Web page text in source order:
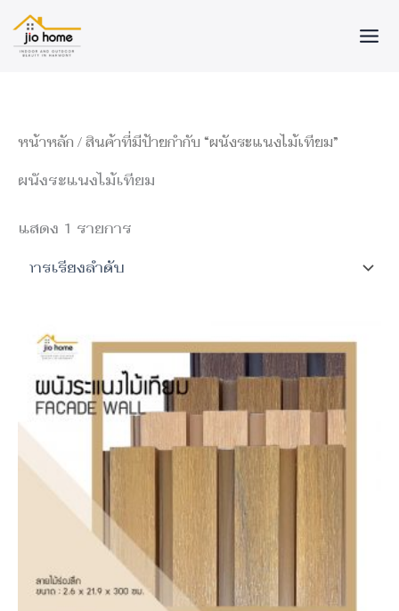
Skip
to
content
หน้าหลัก / สินค้าที่มีป้ายกำกับ “ผนังระแนงไม้เทียม”
ผนังระแนงไม้เทียม
แสดง 1 รายการ